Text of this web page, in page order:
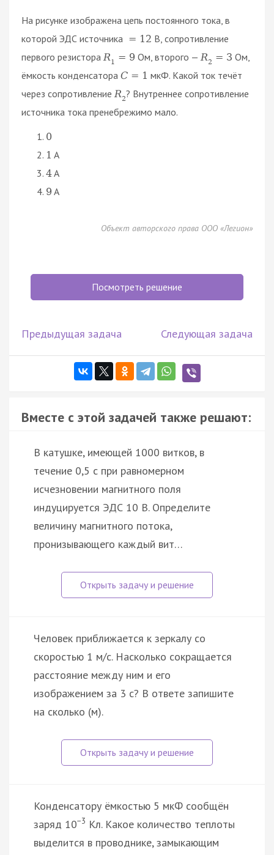
На рисунке изображена цепь постоянного тока, в
которой ЭДС источника = 12 В, сопротивление
первого резистора R1 = 9 Ом, второго — R2 = 3 Ом,
ёмкость конденсатора C = 1 мкФ. Какой ток течёт
через сопротивление R2? Внутреннее сопротивление
источника тока пренебрежимо мало.
0
1 A
4A
9 A
Объект авторского права ООО «Легион»
Посмотреть решение
Предыдущая задача Следующая задача
Вместе с этой задачей также решают:
В катушке, имеющей 1000 витков, в
течение 0,5 с при равномерном
исчезновении магнитного поля
индуцируется ЭДС 10 В. Определите
величину магнитного потока,
пронизывающего каждый вит…
Человек приближается к зеркалу со
скоростью 1 м/с. Насколько сокращается
расстояние между ним и его
изображением за 3 с? В ответе запишите
на сколько (м).
Конденсатору ёмкостью 5 мкФ сообщён
заряд 10−3 Кл. Какое количество теплоты
выделится в проводнике, замыкающим